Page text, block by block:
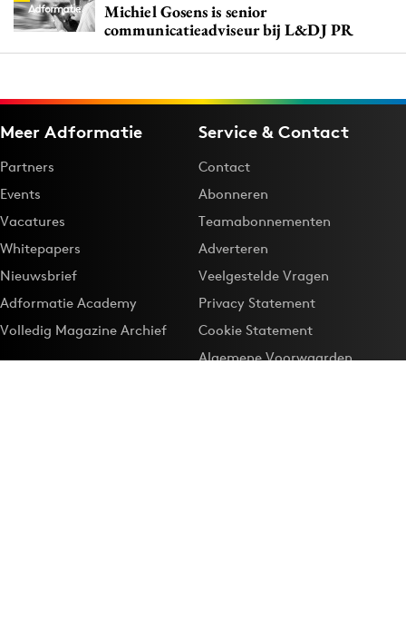
Michiel Gosens is senior
communicatieadviseur bij L&DJ PR
Meer Adformatie
Partners
Events
Vacatures
Whitepapers
Nieuwsbrief
Adformatie Academy
Volledig Magazine Archief
Service & Contact
Contact
Abonneren
Teamabonnementen
Adverteren
Veelgestelde Vragen
Privacy Statement
Cookie Statement
Algemene Voorwaarden